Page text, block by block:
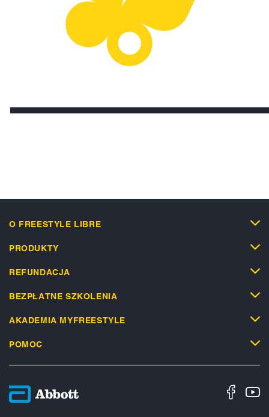
O FREESTYLE LIBRE
PRODUKTY
REFUNDACJA
BEZPŁATNE SZKOLENIA
AKADEMIA MYFREESTYLE
POMOC